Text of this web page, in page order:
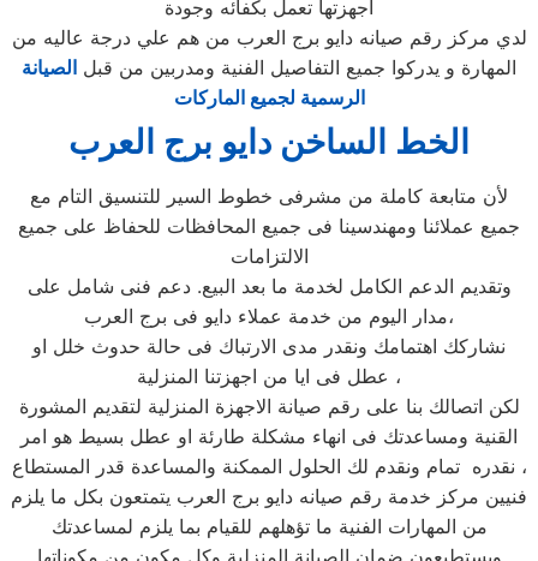
أجهزتها تعمل بكفائه وجودة
لدي مركز رقم صيانه دايو برج العرب من هم علي درجة عاليه من
المهارة و يدركوا جميع التفاصيل الفنية ومدربين من قبل الصيانة
الرسمية لجميع الماركات
الخط الساخن دايو برج العرب
لأن متابعة كاملة من مشرفى خطوط السير للتنسيق التام مع
جميع عملائنا ومهندسينا فى جميع المحافظات للحفاظ على جميع
الالتزامات
وتقديم الدعم الكامل لخدمة ما بعد البيع. دعم فنى شامل على
مدار اليوم من خدمة عملاء دايو فى برج العرب،
نشاركك اهتمامك ونقدر مدى الارتباك فى حالة حدوث خلل او
عطل فى ايا من اجهزتنا المنزلية ،
لكن اتصالك بنا على رقم صيانة الاجهزة المنزلية لتقديم المشورة
القنية ومساعدتك فى انهاء مشكلة طارئة او عطل بسيط هو امر
نقدره تمام ونقدم لك الحلول الممكنة والمساعدة قدر المستطاع ،
فنيين مركز خدمة رقم صيانه دايو برج العرب يتمتعون بكل ما يلزم
من المهارات الفنية ما تؤهلهم للقيام بما يلزم لمساعدتك
ويستطيعون ضمان الصيانة المنزلية وكل مكون من مكوناتها